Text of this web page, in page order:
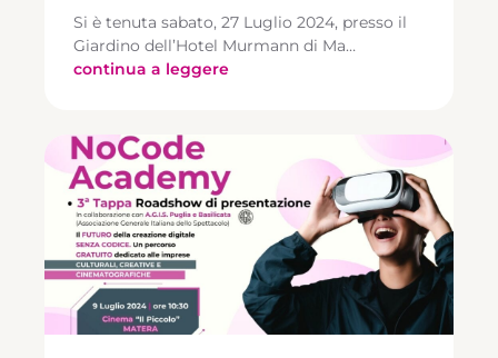
Si è tenuta sabato, 27 Luglio 2024, presso il
Giardino dell’Hotel Murmann di Ma…
continua a leggere